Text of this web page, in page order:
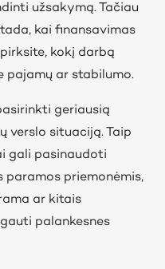
užsakymą. Tačiau
kai finansavimas
kokį darbą
pajamų ar stabilumo.
geriausią
verslo situaciją. Taip
gali pasinaudoti
paramos priemonėmis,
ar kitais
palankesnes